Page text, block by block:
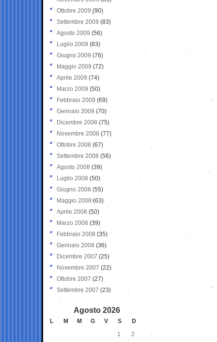
Ottobre 2009 (90)
Settembre 2009 (83)
Agosto 2009 (56)
Luglio 2009 (83)
Giugno 2009 (76)
Maggio 2009 (72)
Aprile 2009 (74)
Marzo 2009 (50)
Febbraio 2009 (69)
Gennaio 2009 (70)
Dicembre 2008 (75)
Novembre 2008 (77)
Ottobre 2008 (67)
Settembre 2008 (56)
Agosto 2008 (39)
Luglio 2008 (50)
Giugno 2008 (55)
Maggio 2008(63)
Aprile 2008 (50)
Marzo 2008 (39)
Febbraio 2008 (35)
Gennaio 2008 (36)
Dicembre 2007 (25)
Novembre 2007 (22)
Ottobre 2007 (27)
Settembre 2007 (23)
Agosto 2026
L M M G V S
D
1
2